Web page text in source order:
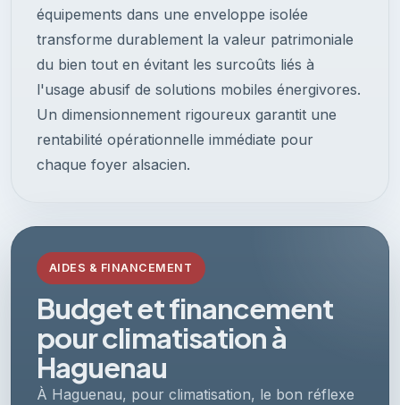
équipements dans une enveloppe isolée
transforme durablement la valeur patrimoniale
du bien tout en évitant les surcoûts liés à
l'usage abusif de solutions mobiles énergivores.
Un dimensionnement rigoureux garantit une
rentabilité opérationnelle immédiate pour
chaque foyer alsacien.
AIDES & FINANCEMENT
Budget et financement
pour climatisation à
Haguenau
À Haguenau, pour climatisation, le bon réflexe